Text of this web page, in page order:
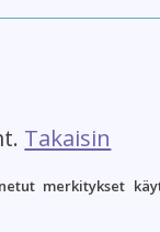
Takaisin
merkitykset